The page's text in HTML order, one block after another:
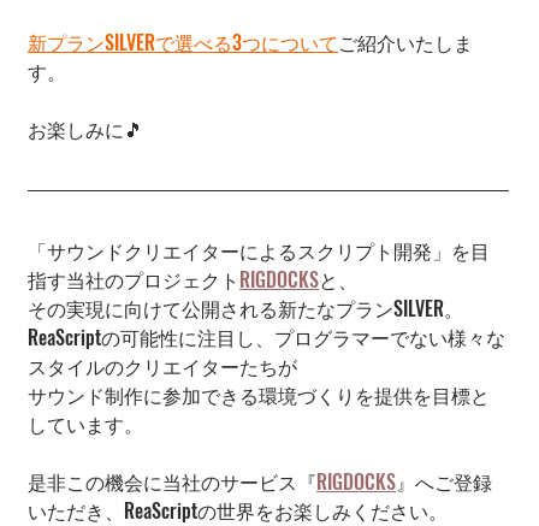
新プランSILVERで選べる3つについてご紹介いたしま
す。
お楽しみに🎵
「サウンドクリエイターによるスクリプト開発」を目
指す当社のプロジェクト RIGDOCKSと、
その実現に向けて公開される新たなプランSILVER。
ReaScriptの可能性に注目し、プログラマーでない様々な
スタイルのクリエイターたちが
サウンド制作に参加できる環境づくりを提供を目標と
しています。
是非この機会に当社のサービス『RIGDOCKS』へご登録
いただき、ReaScriptの世界をお楽しみください。